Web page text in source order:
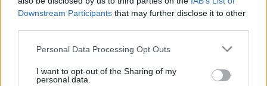
Downstream Participants that may further disclose it to other
Personal Data Processing Opt Outs
I want to opt-out of the Sharing of my
personal data.